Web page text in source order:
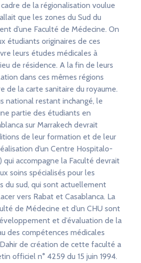
de la régionalisation voulue
que les zones du Sud du
d’une Faculté de Médecine. On
étudiants originaires de ces
leurs études médicales à
de résidence. A la fin de leurs
dans ces mêmes régions
de la carte sanitaire du royaume.
national restant inchangé, le
partie des étudiants en
sur Marrakech devrait
de leur formation et de leur
d’un Centre Hospitalo-
qui accompagne la Faculté devrait
soins spécialisés pour les
du sud, qui sont actuellement
vers Rabat et Casablanca. La
de Médecine et d’un CHU sont
et d’évaluation de la
des compétences médicales
de création de cette faculté a
officiel n° 4259 du 15 juin 1994.